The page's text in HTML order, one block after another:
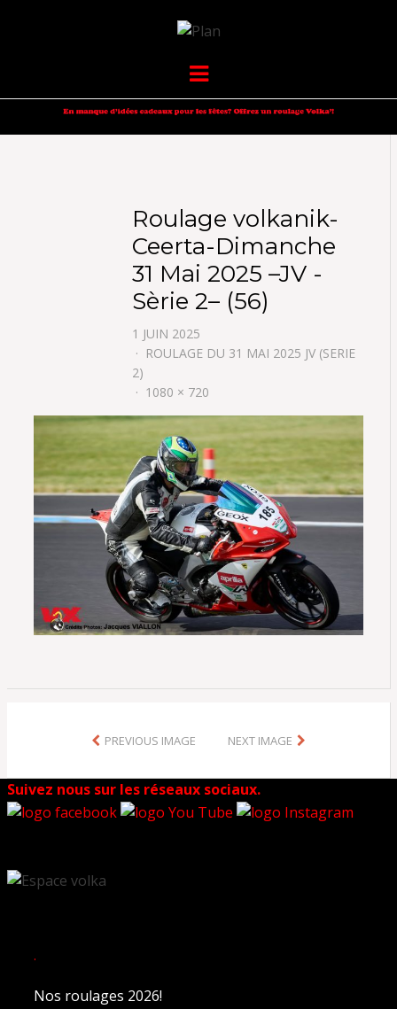
VOLKANIK-
ENDURANCE
Menu
Roulage volkanik-
Ceerta-Dimanche
31 Mai 2025 –JV -
Sèrie 2– (56)
1 JUIN 2025
ROULAGE DU 31 MAI 2025 JV (SERIE
2)
1080 × 720
PREVIOUS IMAGE NEXT IMAGE
Suivez nous sur les réseaux sociaux.
.
Nos roulages 2026!